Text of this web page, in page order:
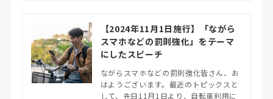
【2024年11月1日施行】「ながら
スマホなどの罰則強化」をテーマ
にしたスピーチ
ながらスマホなどの罰則強化皆さん、お
はようございます。最近のトピックスと
して、先日11月1日より、自転車利用に